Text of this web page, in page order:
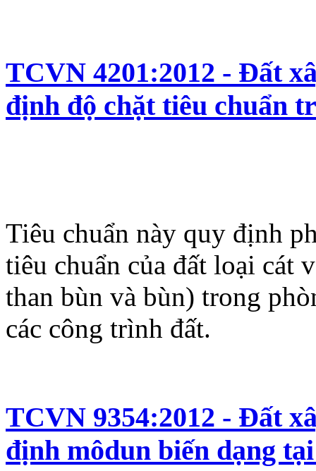
TCVN 4201:2012 - Đất
định độ chặt tiêu chuẩn
Tiêu chuẩn này quy định
tiêu chuẩn của đất loại cát
than bùn và bùn) trong
các công trình đất.
TCVN 9354:2012 - Đất
định môdun biến dạng